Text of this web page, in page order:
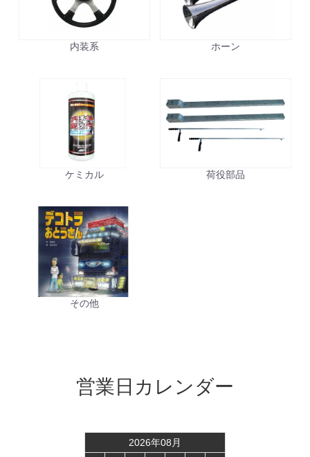
内装系 ホーン
ケミカル 荷役部品
その他
営業日カレンダー
2026年08 月